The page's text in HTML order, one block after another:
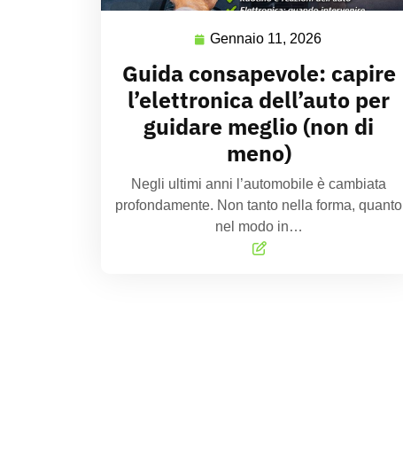
Gennaio 11, 2026
Guida consapevole: capire
l’elettronica dell’auto per
guidare meglio (non di
meno)
Negli ultimi anni l’automobile è cambiata
profondamente. Non tanto nella forma, quanto
nel modo in…